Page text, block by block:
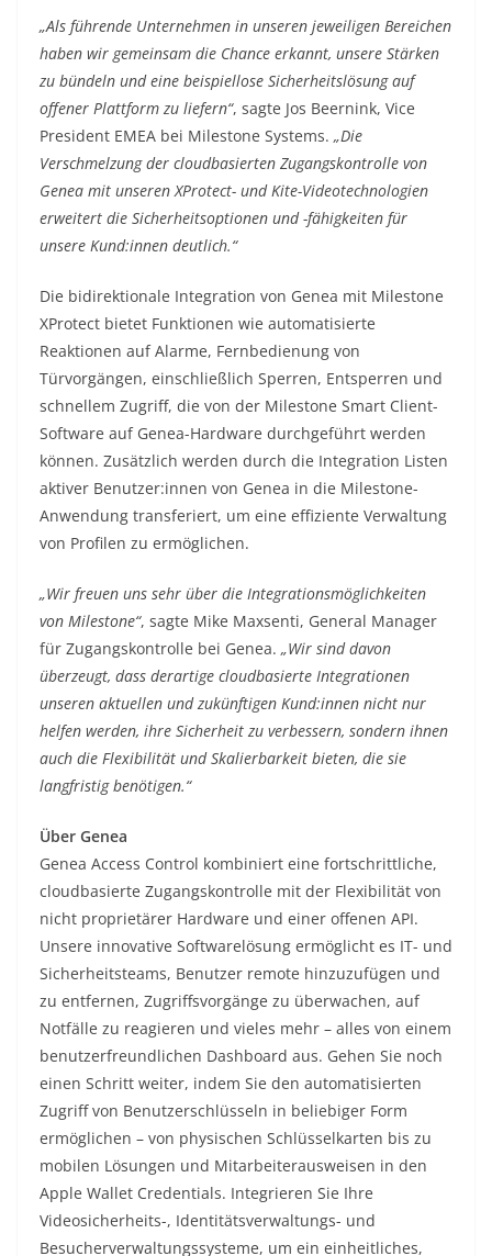
„Als führende Unternehmen in unseren jeweiligen Bereichen
haben wir gemeinsam die Chance erkannt, unsere Stärken
zu bündeln und eine beispiellose Sicherheitslösung auf
offener Plattform zu liefern“, sagte Jos Beernink, Vice
President EMEA bei Milestone Systems. „Die
Verschmelzung der cloudbasierten Zugangskontrolle von
Genea mit unseren XProtect- und Kite-Videotechnologien
erweitert die Sicherheitsoptionen und -fähigkeiten für
unsere Kund:innen deutlich.“
Die bidirektionale Integration von Genea mit Milestone
XProtect bietet Funktionen wie automatisierte
Reaktionen auf Alarme, Fernbedienung von
Türvorgängen, einschließlich Sperren, Entsperren und
schnellem Zugriff, die von der Milestone Smart Client-
Software auf Genea-Hardware durchgeführt werden
können. Zusätzlich werden durch die Integration Listen
aktiver Benutzer:innen von Genea in die Milestone-
Anwendung transferiert, um eine effiziente Verwaltung
von Profilen zu ermöglichen.
„Wir freuen uns sehr über die Integrationsmöglichkeiten
von Milestone“, sagte Mike Maxsenti, General Manager
für Zugangskontrolle bei Genea. „Wir sind davon
überzeugt, dass derartige cloudbasierte Integrationen
unseren aktuellen und zukünftigen Kund:innen nicht nur
helfen werden, ihre Sicherheit zu verbessern, sondern ihnen
auch die Flexibilität und Skalierbarkeit bieten, die sie
langfristig benötigen.“
Über Genea
Genea Access Control kombiniert eine fortschrittliche,
cloudbasierte Zugangskontrolle mit der Flexibilität von
nicht proprietärer Hardware und einer offenen API.
Unsere innovative Softwarelösung ermöglicht es IT- und
Sicherheitsteams, Benutzer remote hinzuzufügen und
zu entfernen, Zugriffsvorgänge zu überwachen, auf
Notfälle zu reagieren und vieles mehr – alles von einem
benutzerfreundlichen Dashboard aus. Gehen Sie noch
einen Schritt weiter, indem Sie den automatisierten
Zugriff von Benutzerschlüsseln in beliebiger Form
ermöglichen – von physischen Schlüsselkarten bis zu
mobilen Lösungen und Mitarbeiterausweisen in den
Apple Wallet Credentials. Integrieren Sie Ihre
Videosicherheits-, Identitätsverwaltungs- und
Besucherverwaltungssysteme, um ein einheitliches,